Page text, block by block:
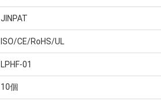
JINPAT
ISO/CE/RoHS/UL
LPHF-01
10個